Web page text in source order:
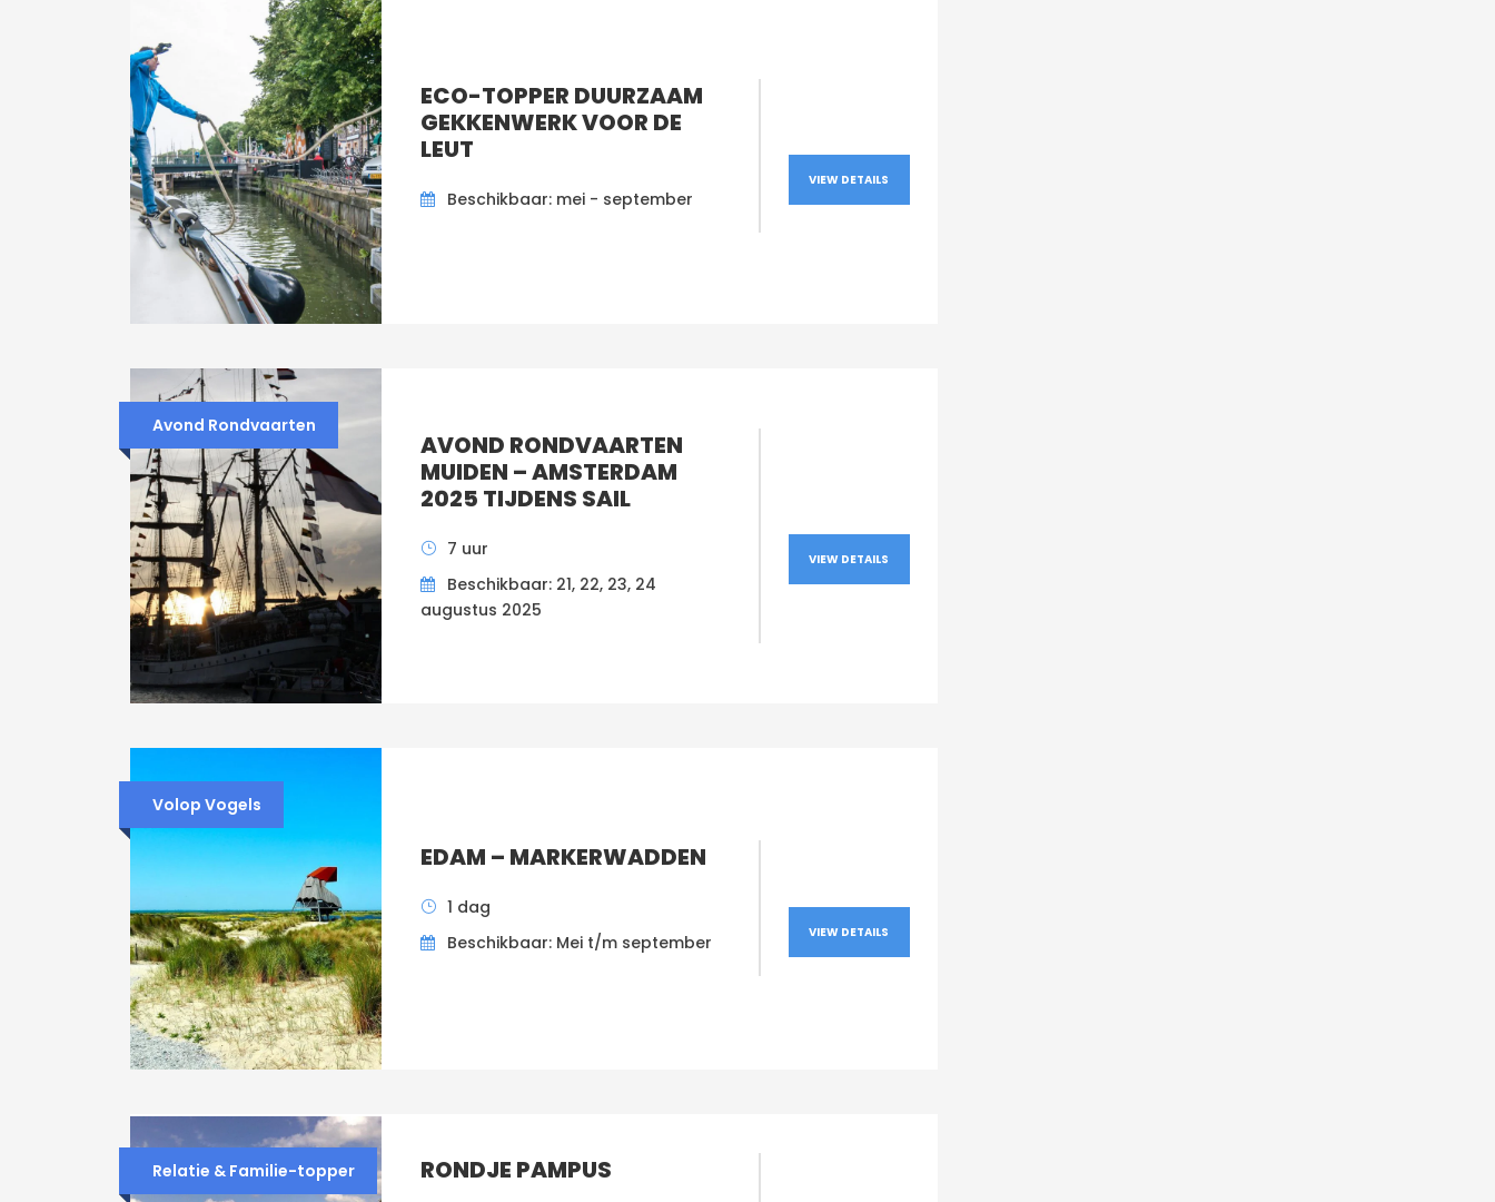
ECO-TOPPER DUURZAAM
GEKKENWERK VOOR DE
LEUT
Beschikbaar: mei - september
VIEW DETAILS
Avond Rondvaarten
AVOND RONDVAARTEN
MUIDEN – AMSTERDAM
2025 TIJDENS SAIL
7 uur
Beschikbaar: 21, 22, 23, 24
augustus 2025
VIEW DETAILS
Volop Vogels
EDAM – MARKERWADDEN
1 dag
Beschikbaar: Mei t/m september
VIEW DETAILS
Relatie & Familie-topper RONDJE PAMPUS